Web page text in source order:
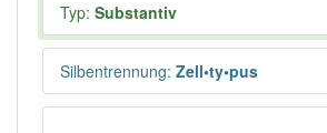
Typ: Substantiv
Silbentrennung: Zell•ty•pus